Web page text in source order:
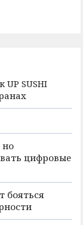
SUSHI
но
цифровые
бояться